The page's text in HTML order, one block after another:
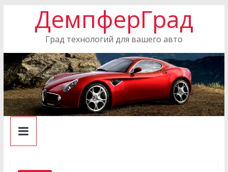
ДемпферГрад
Град технологий для вашего авто